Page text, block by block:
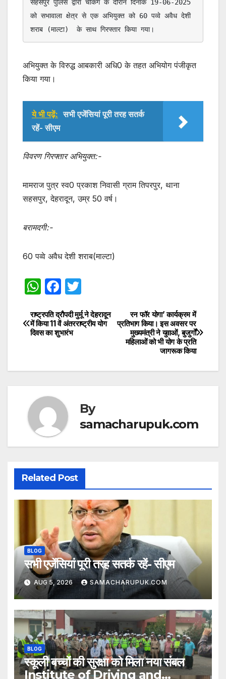
सहसपुर पुलिस द्वारा चैकिंग के दौरान दिनांक 19-06-2025
को सभावाला क्षेत्र से एक अभियुक्त को 60 पव्वे अवैध देशी
शराब (माल्टा)  के साथ गिरफ्तार किया गया।
अभियुक्त के विरुद्ध आबकारी अधि0 के तहत अभियोग पंजीकृत
किया गया।
ये भी पढ़ें: सभी एजेंसियां पूरी तरह सतर्क
रहें- सीएम
विवरण गिरफ्तार अभियुक्त:-
मामराज पुत्र स्व0 प्रकाश निवासी ग्राम तिपरपुर, थाना
सहसपुर, देहरादून, उम्र 50 वर्ष।
बरामदगी:-
60 पव्वे अवैध देशी शराब(माल्टा)
W
at
s
p
F
c
e
o
k
itt
er
Post
navigation
रन फॉर योगा’ कार्यक्रम में
प्रतिभाग किया। इस अवसर पर
मुख्यमंत्री ने युवाओं, बुजुर्गों
महिलाओं को भी योग के प्रति
जागरूक किया
राष्ट्रपति द्रौपदी मुर्मू ने देहरादून
में किया 11 वें अंतरराष्ट्रीय योग
दिवस का शुभारंभ
By
samacharupuk.com
Related Post
BLOG
सभी एजेंसियां पूरी तरह सतर्क रहें- सीएम
AUG 5, 2026 SAMACHARUPUK.COM
BLOG
स्कूली बच्चों की सुरक्षा को मिला नया संबल
Institute of Driving and